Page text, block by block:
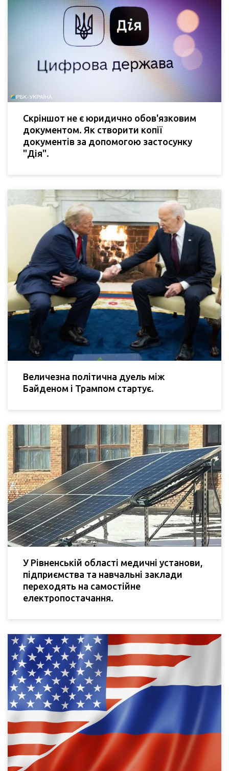
Скріншот не є юридично обов'язковим
документом. Як створити копії
документів за допомогою застосунку
"Дія".
Величезна політична дуель між
Байденом і Трампом стартує.
У Рівненській області медичні установи,
підприємства та навчальні заклади
переходять на самостійне
електропостачання.